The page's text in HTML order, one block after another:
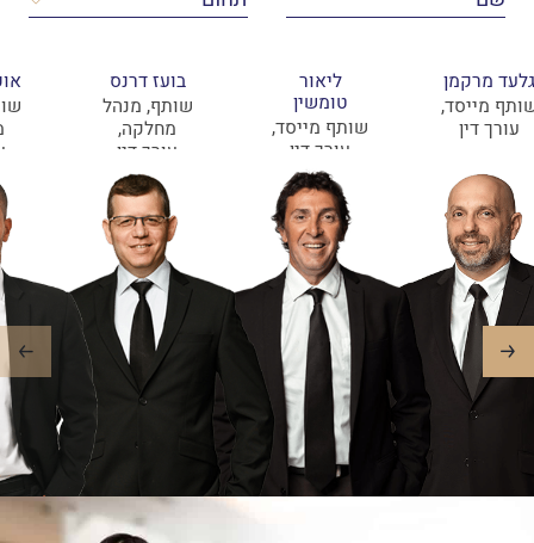
גלעד מרקמן
מייסד,
עורך דין
ליאור
טומשין
שותף מייסד,
עורך דין
בועז דרנס
שותף, מנהל
מחלקה,
עורך דין